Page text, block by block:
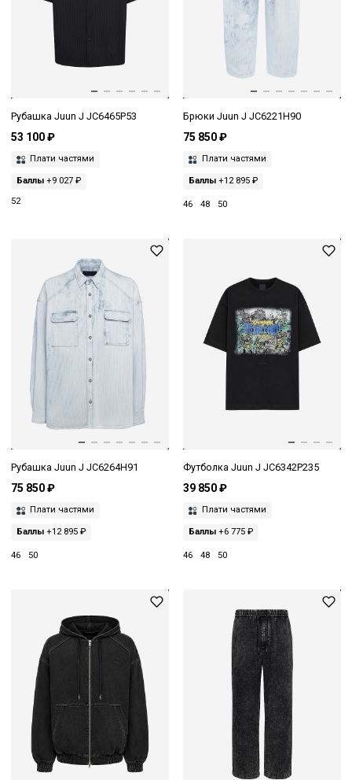
Рубашка Juun J JC6465P53
53 100 ₽
Плати частями
Баллы +9 027 ₽
52
Брюки Juun J JC6221H90
75 850 ₽
Плати частями
Баллы+12 895 ₽
46 48 50
Рубашка Juun J JC6264H91
75 850 ₽
Плати частями
Баллы +12 895 ₽
46 50
Футболка Juun J JC6342P235
39 850 ₽
Плати частями
Баллы+6 775 ₽
46 48 50